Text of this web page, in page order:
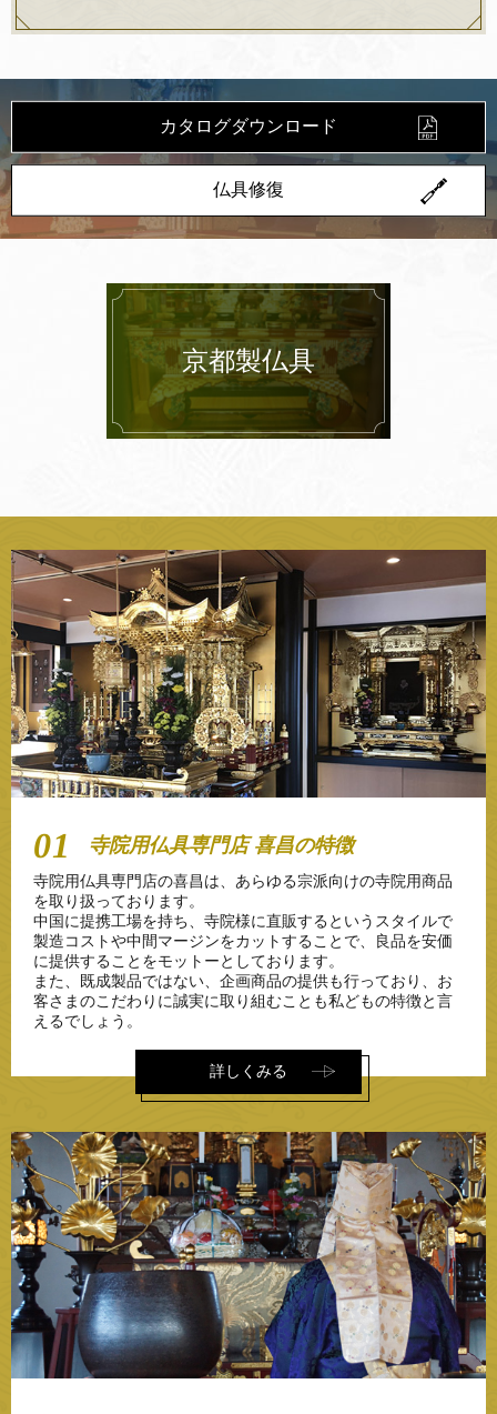
秋のキャンペーンがはじまります！
各宗派様向カタログをリリース！
春キャンペーンがはじまります！
F－7 内陣外陣用椅子 仕様について
2022.10.31
一部商品価格改定のおしらせ
お取り寄せ商品の価格改定について
2022.04.27
ご注文品の納期について
2022.02.01
寺院荘厳 価格改定のお知らせ
2021.09.07
いまなら10％OFF! 樹脂製『お鏡餅』『お供え小餅』をご紹
介！
2021.05.19
各宗派様向けカタログ 【2021-2022】をリリース！
2021.03.25
京都製仏具のページを更新しました！
【2021年4月1日～】総額表示の義務化につきまして
2021.01.15
背高万能机 入荷のお知らせ
2020.12.15
年末年始休業のお知らせ
2020.07.31
夏季休業日について
2020.05.26
人気の立焼香机を値下げしました！
2020.05.02
新カタログ協賛キャンペーン開始！
2020.01.14
特選商品 Fシリーズ 経机置台入荷いたしました！
2019.10.01
キャッシュレスでお支払いのお客様に5％ポイント還元！
2019.09.27
カタログダウンロード
仏具修復
京都製仏具
寺院用仏具専門店 喜昌の特徴
寺院用仏具専門店の喜昌は、あらゆる宗派向けの寺院用商品
を取り扱っております。
中国に提携工場を持ち、寺院様に直販するというスタイルで
製造コストや中間マージンをカットすることで、良品を安価
に提供することをモットーとしております。
また、既成製品ではない、企画商品の提供も行っており、お
客さまのこだわりに誠実に取り組むことも私どもの特徴と言
えるでしょう。
詳しくみる